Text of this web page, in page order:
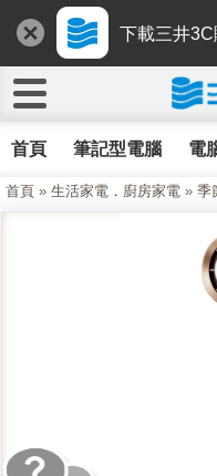
下載三井
首頁 筆記型電腦 電
首頁 » 生活家電．廚房家電 » 季